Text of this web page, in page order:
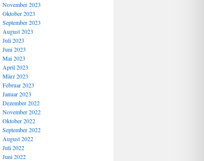
November 2023
Oktober 2023
September 2023
August 2023
Juli 2023
Juni 2023
Mai 2023
April 2023
März 2023
Februar 2023
Januar 2023
Dezember 2022
November 2022
Oktober 2022
September 2022
August 2022
Juli 2022
Juni 2022